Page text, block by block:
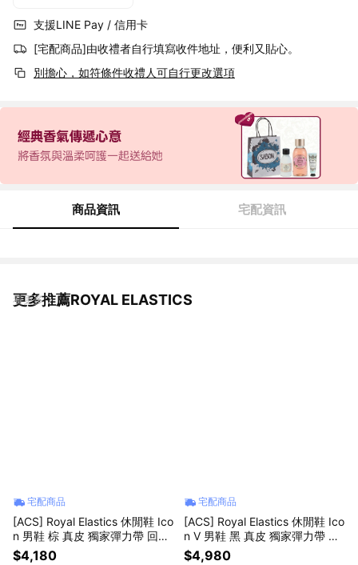
支援LINE Pay / 信用卡
[宅配商品]由收禮者自行填寫收件地址，便利又貼心。
別擔心，如符條件收禮人可自行更改選項
商品資訊 宅配資訊
更多推薦ROYAL ELASTICS
看更多
宅配商品
[ACS] Royal Elastics 休閒鞋 Ico
n 男鞋 棕 真皮 獨家彈力帶 回彈
經典 膠底 001962777
$4,180
宅配商品
[ACS] Royal Elastics 休閒鞋 Ico
n V 男鞋 黑 真皮 獨家彈力帶 回
彈 經典 002461999
$4,980